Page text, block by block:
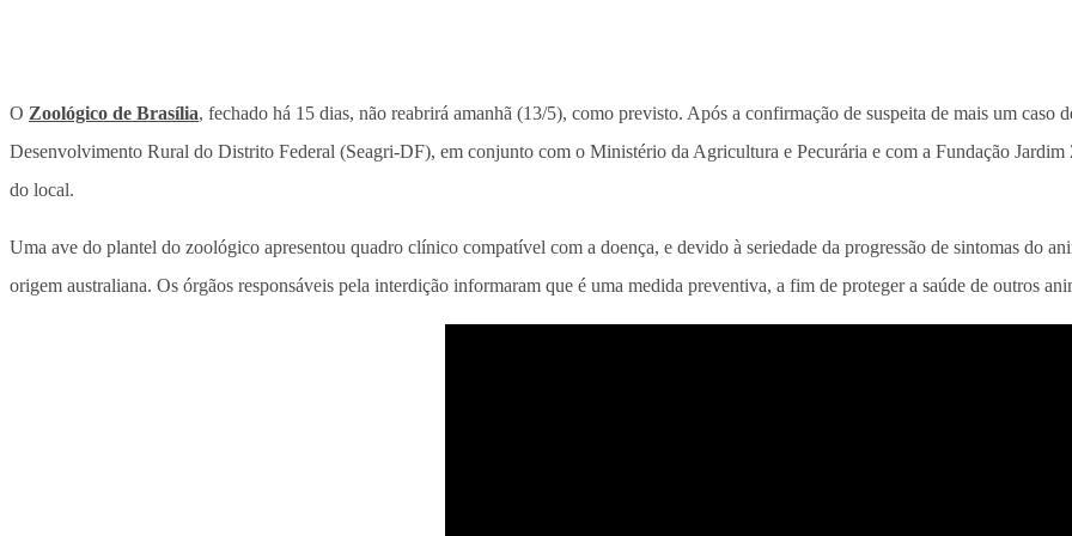
O Zoológico de Brasília, fechado há 15 dias, não reabrirá amanhã (13/5), como previsto. Após a confirmação de suspeita de mais um
Desenvolvimento Rural do Distrito Federal (Seagri-DF), em conjunto com o Ministério da Agricultura e Pecurária e com a Fundação
do local.
Uma ave do plantel do zoológico apresentou quadro clínico compatível com a doença, e devido à seriedade da progressão de sintomas do
origem australiana. Os órgãos responsáveis pela interdição informaram que é uma medida preventiva, a fim de proteger a saúde de outros